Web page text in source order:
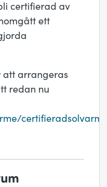
certifierad av
ett
att arrangeras
redan nu